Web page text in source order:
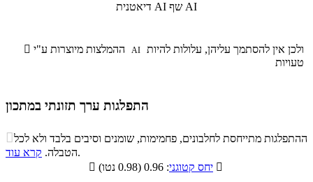
דיאטנית AI שף AI
 AI
טעויות
התפלגות ערך תזונתי במתכון
התפלגות ערך תזונתי במתכון
סיבים
תזונתיים
שומנים חלבונים
46.8%
ההתפלגות מתייחסת לחלבונים, פחמימות, שומנים וסיבים בלבד ולא לכל
הטבלה. קרא עוד
.

יחס קטוגני 